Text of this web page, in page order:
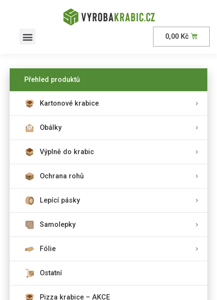
0,00 Kč
Přehled produktů
Kartonové krabice
Obálky
Výplně do krabic
Ochrana rohů
Lepící pásky
Samolepky
Fólie
Ostatní
Pizza krabice – AKCE